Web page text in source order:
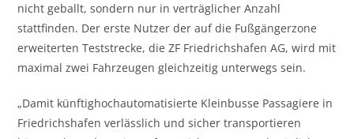
nicht geballt, sondern nur in verträglicher Anzahl
stattfinden. Der erste Nutzer der auf die Fußgängerzone
erweiterten Teststrecke, die ZF Friedrichshafen AG, wird mit
maximal zwei Fahrzeugen gleichzeitig unterwegs sein.
„Damit künftighochautomatisierte Kleinbusse Passagiere in
Friedrichshafen verlässlich und sicher transportieren